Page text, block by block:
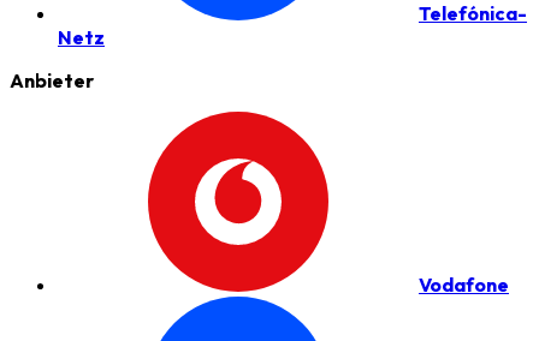
Telefónica-
Netz
Anbieter
Vodafone